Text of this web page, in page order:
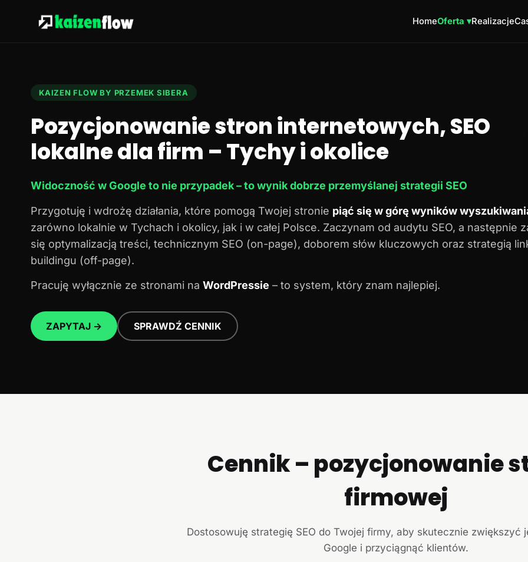
HomeOferta ▾Realizacje
KAIZEN FLOW BY PRZEMEK SIBERA
Pozycjonowanie stron internetowych, SEO
lokalne dla firm – Tychy i okolice
Widoczność w Google to nie przypadek – to wynik dobrze przemyślanej strategii SEO
Przygotuję i wdrożę działania, które pomogą Twojej stronie piąć się w górę wyników
zarówno lokalnie w Tychach i okolicy, jak i w całej Polsce. Zaczynam od audytu SEO, a następnie
się optymalizacją treści, technicznym SEO (on-page), doborem słów kluczowych oraz strategią
buildingu (off-page).
Pracuję wyłącznie ze stronami na WordPressie – to system, który znam najlepiej.
ZAPYTAJ → SPRAWDŹ CENNIK
Cennik – pozycjonowanie
firmowej
Dostosowuję strategię SEO do Twojej firmy, aby skutecznie zwiększyć
Google i przyciągnąć klientów.